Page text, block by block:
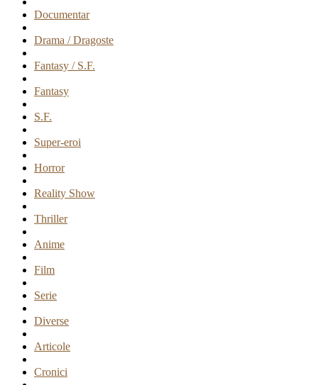
Documentar
Drama / Dragoste
Fantasy / S.F.
Fantasy
S.F.
Super-eroi
Horror
Reality Show
Thriller
Anime
Film
Serie
Diverse
Articole
Cronici